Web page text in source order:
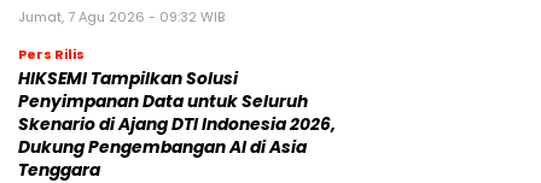
Jumat, 7 Agu 2026 - 09:32 WIB
Pers Rilis
HIKSEMI Tampilkan Solusi
Penyimpanan Data untuk Seluruh
Skenario di Ajang DTI Indonesia 2026,
Dukung Pengembangan AI di Asia
Tenggara